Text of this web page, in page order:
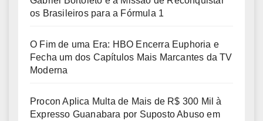
os Brasileiros para a Fórmula 1
O Fim de uma Era: HBO Encerra Euphoria e
Fecha um dos Capítulos Mais Marcantes da TV
Moderna
Procon Aplica Multa de Mais de R$ 300 Mil à
Expresso Guanabara por Suposto Abuso em